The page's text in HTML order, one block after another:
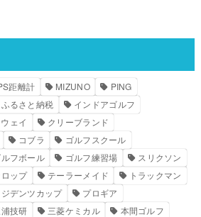
距離計 MIZUNO
PING
ふるさと納税
インドアゴルフ
ェイ
クリーブランド
コブラ
ゴルフスクール
フボール ゴルフ練習場
スリクソン
ップ テーラーメイド
トラックマン
デンツカップ
プロギア
技研 三菱ケミカル 本間ゴルフ